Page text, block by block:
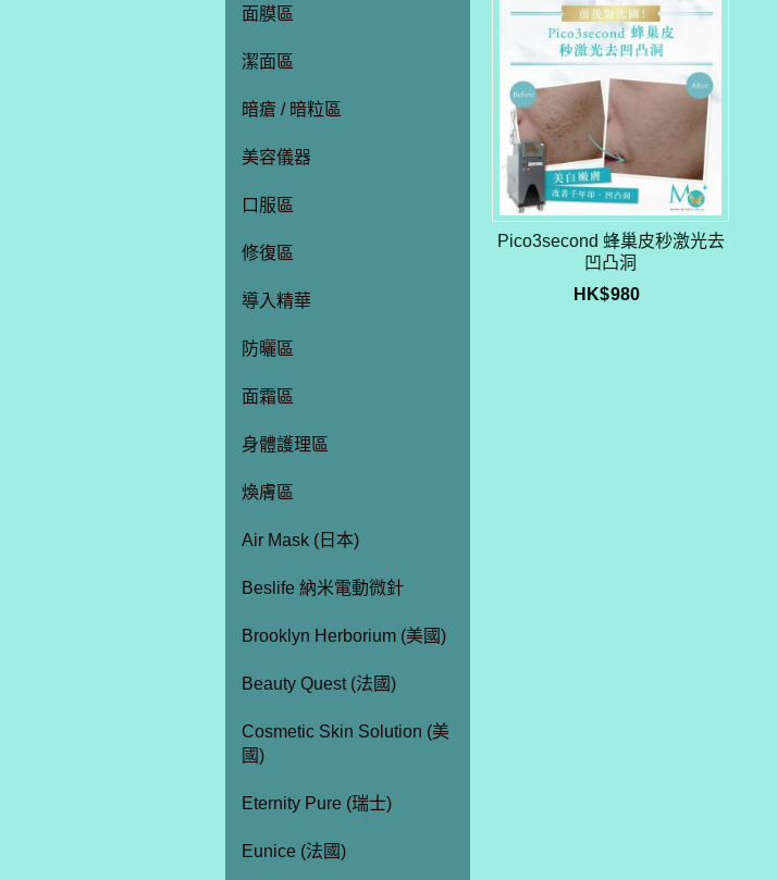
面膜區
潔面區
暗瘡 / 暗粒區
美容儀器
口服區
修復區
導入精華
防曬區
面霜區
身體護理區
煥膚區
Air Mask (日本)
Beslife 納米電動微針
Brooklyn Herborium (美國)
Beauty Quest (法國)
Cosmetic Skin Solution (美
國)
Eternity Pure (瑞士)
Eunice (法國)
Pico3second 蜂巢皮秒激光去
凹凸洞
HK$980